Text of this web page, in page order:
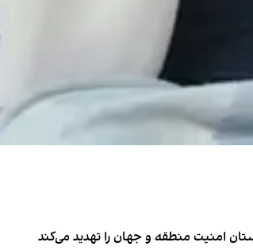
امنیت منطقه و جهان را تهدید می‌کند